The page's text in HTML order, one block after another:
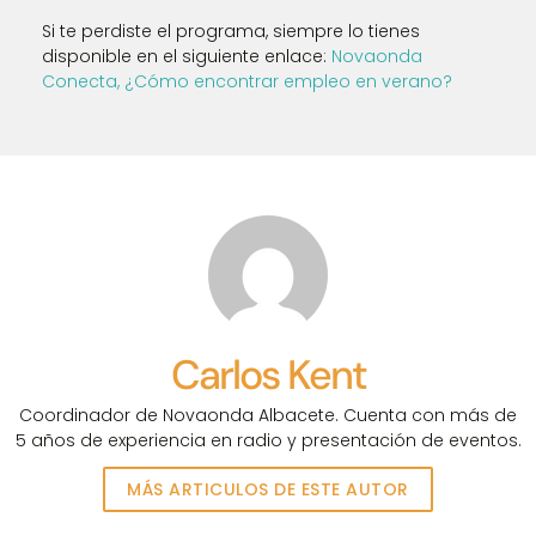
Si te perdiste el programa, siempre lo tienes
disponible en el siguiente enlace: Novaonda
Conecta, ¿Cómo encontrar empleo en verano?
Carlos Kent
Coordinador de Novaonda Albacete. Cuenta con más de
5 años de experiencia en radio y presentación de eventos.
MÁS ARTICULOS DE ESTE AUTOR